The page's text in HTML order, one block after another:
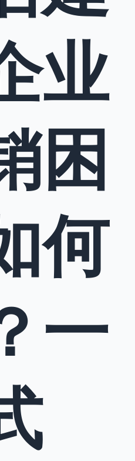
业
困
何
一